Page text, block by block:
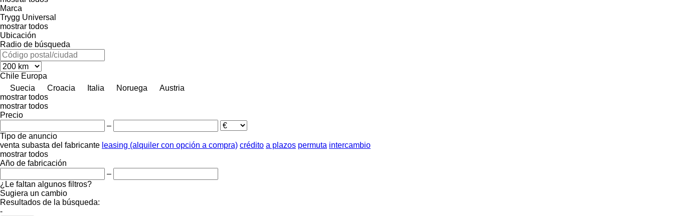
Marca
Trygg Universal
mostrar todos
Ubicación
Radio de búsqueda
Chile Europa
Suecia
Croacia Italia Noruega
Austria
mostrar todos
mostrar todos
Precio
–
Tipo de anuncio
venta subasta del fabricante leasing (alquiler con opción a compra) crédito a plazos permuta intercambio
mostrar todos
Año de fabricación
–
¿Le faltan algunos filtros?
Sugiera un cambio
Resultados de la búsqueda:
-